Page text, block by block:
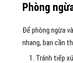
Phòng
Để phòng ngừa
nhang, bạn cần
Tránh tiếp